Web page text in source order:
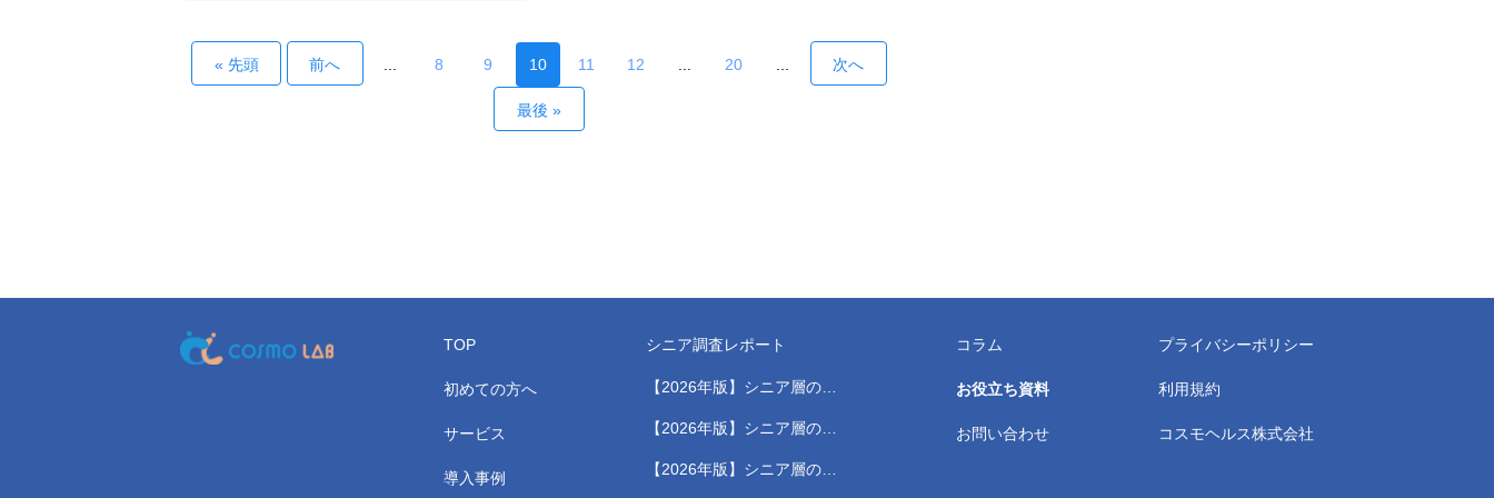
偏らず、複数の傾向に分かれています。生
活環境や価値観によって選び方が変わりや
すく、単一のニーズとして捉えにくいテー
« 先頭 前へ 8 9 10 11 12 20 次へ
最後 »
TOP
初めての方へ
サービス
導入事例
シニア調査レポート
【2026年版】シニア層の健
ート
【2026年版】シニア層のス
レポート
【2026年版】シニア層の健
コラム
お役立ち資料
お問い合わせ
プライバシーポリシー
利用規約
コスモヘルス株式会社